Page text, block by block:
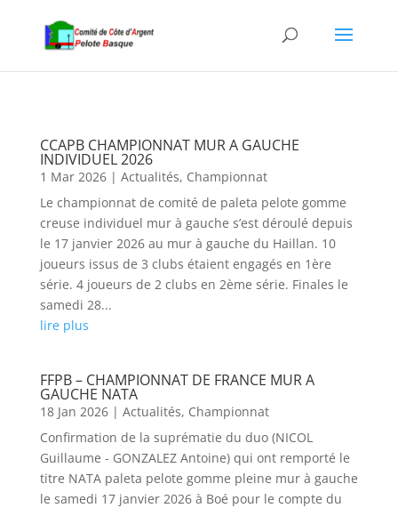
CCAPB CHAMPIONNAT MUR A GAUCHE
INDIVIDUEL 2026
1 Mar 2026| Actualités, Championnat
Le championnat de comité de paleta pelote gomme
creuse individuel mur à gauche s’est déroulé depuis
le 17 janvier 2026 au mur à gauche du Haillan. 10
joueurs issus de 3 clubs étaient engagés en 1ère
série. 4 joueurs de 2 clubs en 2ème série. Finales le
samedi 28...
lire plus
FFPB – CHAMPIONNAT DE FRANCE MUR A
GAUCHE NATA
18 Jan 2026| Actualités, Championnat
Confirmation de la suprématie du duo (NICOL
Guillaume - GONZALEZ Antoine) qui ont remporté le
titre NATA paleta pelote gomme pleine mur à gauche
le samedi 17 janvier 2026 à Boé pour le compte du